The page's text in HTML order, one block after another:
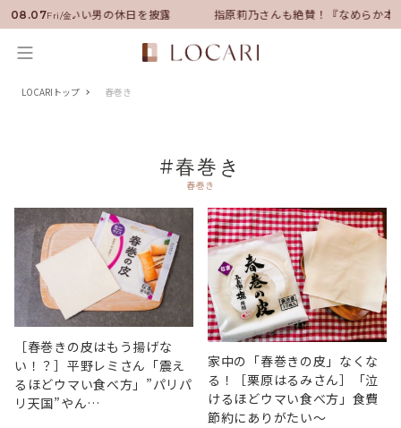
08.07Fri/金
ーに就任！いい男の休日を披露 指原莉乃さんも絶賛！『なめらか本
LOCARIトップ 春巻き
#春巻き
春巻き
［春巻きの皮はもう揚げな
い！？］平野レミさん「震え
るほどウマい食べ方」”パリパ
リ天国”やん…
家中の「春巻きの皮」なくな
る！［栗原はるみさん］「泣
けるほどウマい食べ方」食費
節約にありがたい～